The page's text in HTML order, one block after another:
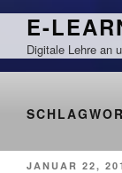
Zum
springen
E-
Digitale Lehre an
JANUAR 22,